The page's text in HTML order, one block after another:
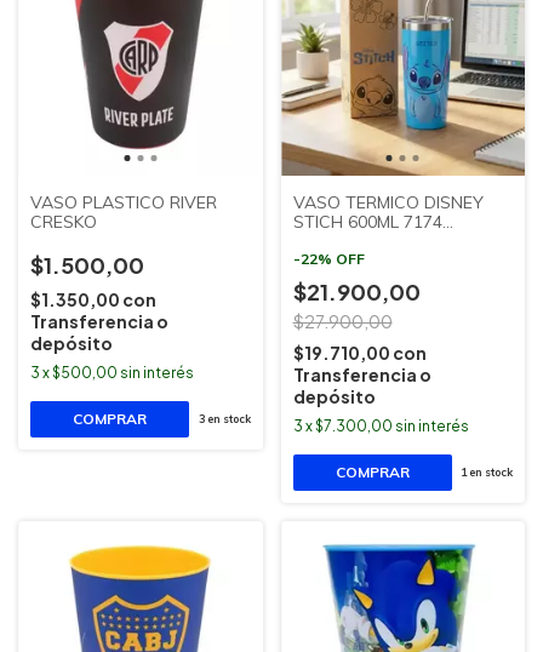
VASO PLASTICO RIVER
CRESKO
$1.500,00
$1.350,00 con
Transferencia o
depósito
3 x$500,00 sin interés
3en stock
VASO TERMICO DISNEY
STICH 600ML 7174
-22% OFF
$21.900,00
$27.900,00
$19.710,00 con
Transferencia o
depósito
3 x$7.300,00 sin interés
1 en stock